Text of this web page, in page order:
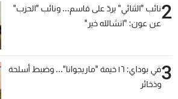
2نائب "الثنائي" يردّ على قاسم... ونائب "الحزب"
عن عون: "انشالله خير"
3
في بوداي: ١٦ خيمة "ماريجوانا"... وضبط أسلحة
وذخائر